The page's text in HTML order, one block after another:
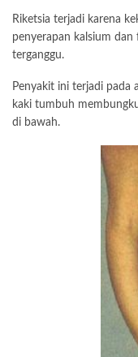
Riketsia terjadi karena
penyerapan kalsium dan
terganggu.
Penyakit ini terjadi pada
kaki tumbuh
di bawah.